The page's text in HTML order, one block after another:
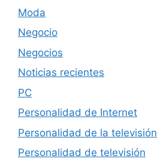
Moda
Negocio
Negocios
Noticias recientes
PC
Personalidad de Internet
Personalidad de la televisión
Personalidad de televisión